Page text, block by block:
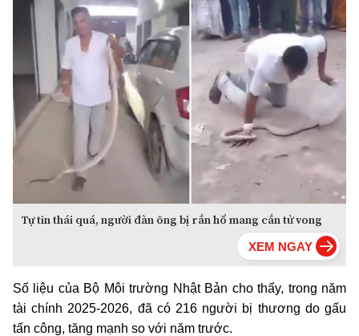
Tự tin thái quá, người đàn ông bị rắn hổ mang cắn tử vong
Số liệu của Bộ Môi trường Nhật Bản cho thấy, trong năm
tài chính 2025-2026, đã có 216 người bị thương do gấu
tấn công, tăng mạnh so với năm trước.